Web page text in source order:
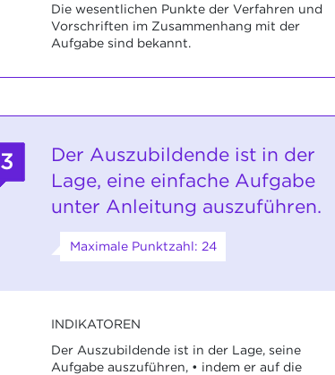
Die wesentlichen Punkte der Verfahren und
Vorschriften im Zusammenhang mit der
Aufgabe sind bekannt.
3
Der Auszubildende ist in der
Lage, eine einfache Aufgabe
unter Anleitung auszuführen.
Maximale Punktzahl: 24
INDIKATOREN
Der Auszubildende ist in der Lage, seine
Aufgabe auszuführen, • indem er auf die